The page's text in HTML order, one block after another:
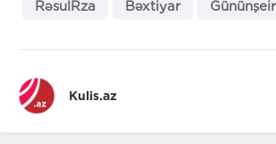
RəsulRza Bəxtiyar
Kulis.az